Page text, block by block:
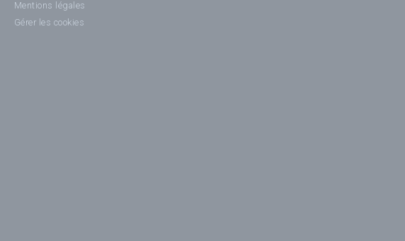
Mentions légales
Gérer les cookies